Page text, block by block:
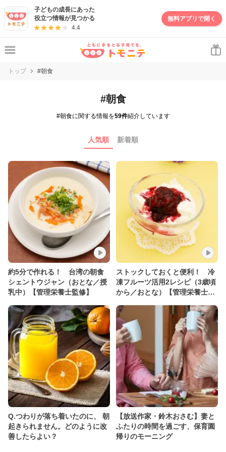
子どもの成長にあった
役立つ情報が見つかる
4.4
無料アプリで開く
トップ #朝食
#朝食
#朝食に関する情報を59件紹介しています
人気順 新着順
約5分で作れる！ 台湾の朝食
シェントウジャン（おとな／授
乳中）【管理栄養士監修】
ストックしておくと便利！ 冷
凍フルーツ活用2レシピ（3歳頃
から／おとな）【管理栄養士監
Q.つわりが落ち着いたのに、 朝
起きられません。どのように改
善したらよい？
【放送作家・鈴木おさむ】妻と
ふたりの時間を過ごす、保育園
帰りのモーニング